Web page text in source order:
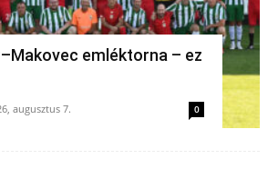
emléktorna – ez
augusztus 7. 0